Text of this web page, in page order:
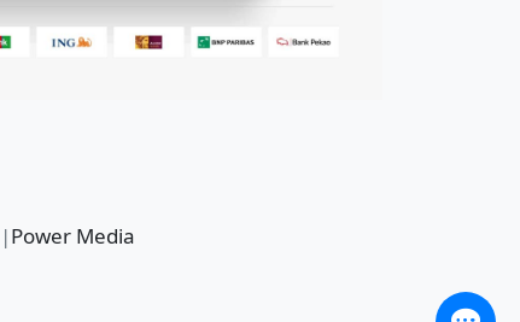
|Power Media